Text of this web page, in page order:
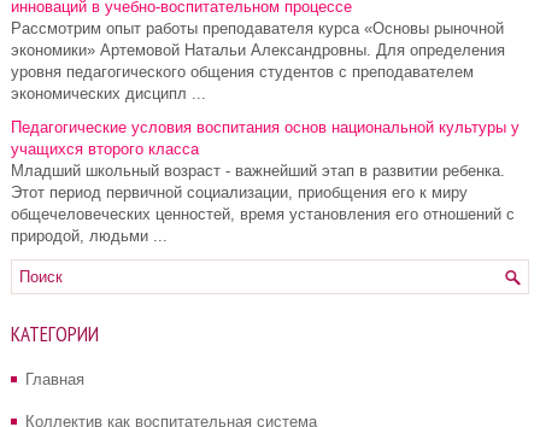
инноваций в учебно-воспитательном процессе
Рассмотрим опыт работы преподавателя курса «Основы рыночной
экономики» Артемовой Натальи Александровны. Для определения
уровня педагогического общения студентов с преподавателем
экономических дисципл ...
Педагогические условия воспитания основ национальной культуры у
учащихся второго класса
Младший школьный возраст - важнейший этап в развитии ребенка.
Этот период первичной социализации, приобщения его к миру
общечеловеческих ценностей, время установления его отношений с
природой, людьми ...
КАТЕГОРИИ
Главная
Коллектив как воспитательная система